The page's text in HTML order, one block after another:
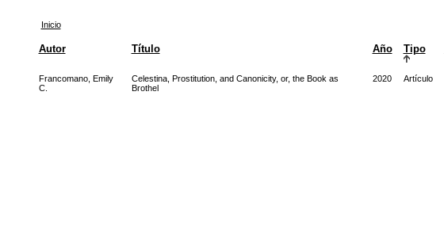
Inicio
Autor Título Año Tipo
Francomano, Emily
C.
Celestina, Prostitution, and Canonicity, or, the Book as
Brothel
2020 Artículo